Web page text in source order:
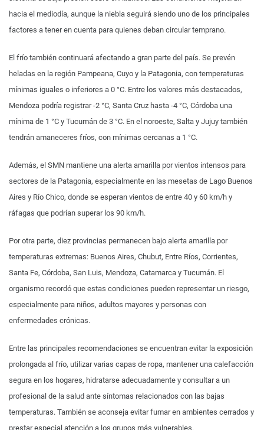
hacia el mediodía, aunque la niebla seguirá siendo uno de los principales
factores a tener en cuenta para quienes deban circular temprano.
El frío también continuará afectando a gran parte del país. Se prevén
heladas en la región Pampeana, Cuyo y la Patagonia, con temperaturas
mínimas iguales o inferiores a 0 °C. Entre los valores más destacados,
Mendoza podría registrar -2 °C, Santa Cruz hasta -4 °C, Córdoba una
mínima de 1 °C y Tucumán de 3 °C. En el noroeste, Salta y Jujuy también
tendrán amaneceres fríos, con mínimas cercanas a 1 °C.
Además, el SMN mantiene una alerta amarilla por vientos intensos para
sectores de la Patagonia, especialmente en las mesetas de Lago Buenos
Aires y Río Chico, donde se esperan vientos de entre 40 y 60 km/h y
ráfagas que podrían superar los 90 km/h.
Por otra parte, diez provincias permanecen bajo alerta amarilla por
temperaturas extremas: Buenos Aires, Chubut, Entre Ríos, Corrientes,
Santa Fe, Córdoba, San Luis, Mendoza, Catamarca y Tucumán. El
organismo recordó que estas condiciones pueden representar un riesgo,
especialmente para niños, adultos mayores y personas con
enfermedades crónicas.
Entre las principales recomendaciones se encuentran evitar la exposición
prolongada al frío, utilizar varias capas de ropa, mantener una calefacción
segura en los hogares, hidratarse adecuadamente y consultar a un
profesional de la salud ante síntomas relacionados con las bajas
temperaturas. También se aconseja evitar fumar en ambientes cerrados y
prestar especial atención a los grupos más vulnerables.